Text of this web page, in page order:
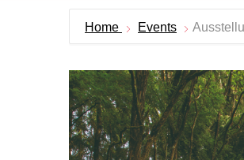
Home Events